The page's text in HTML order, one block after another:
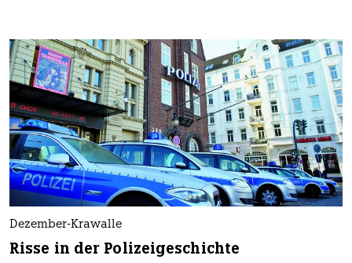
Dezember-Krawalle
Risse in der Polizeigeschichte